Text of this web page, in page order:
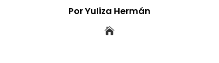
Por Yuliza Hermán